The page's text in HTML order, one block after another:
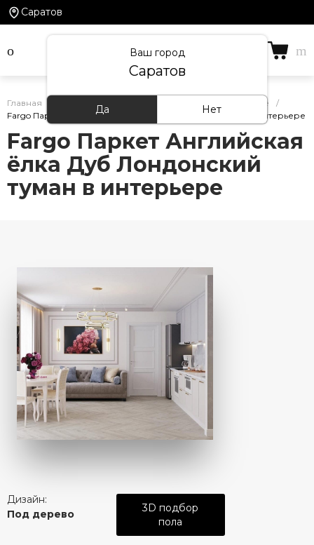
Саратов
Ваш город
Саратов
Да Нет
Главная Кварцевый ламинат Fargo — фото в интерьере
/
Fargo Паркет Английская ёлка Дуб Лондонский туман в интерьере
Fargo Паркет Английская
ёлка Дуб Лондонский
туман в интерьере
Дизайн:
Под дерево
3D подбор
пола